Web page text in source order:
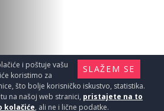
SLAŽEM SE
i poštuje vašu
koristimo za
što bolje korisničko iskustvo, statistika.
na našoj web stranici, pristajete na to
kolačiće, ali ne i lične podatke.